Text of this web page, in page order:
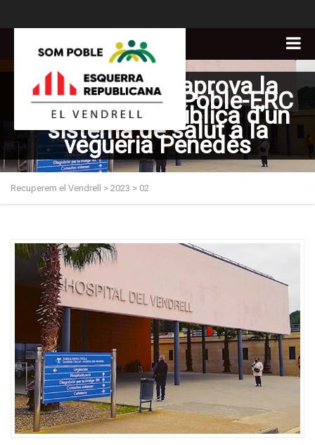
L’Ajuntament aprova la
moció de Som Poble-ERC
per la gestió pública d’un
sistema de salut a la
vegueria Penedès
Recuperem el Vendrell > 2023 > 02